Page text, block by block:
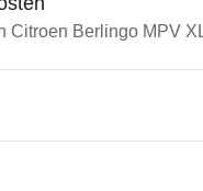
Citroen Berlingo MPV